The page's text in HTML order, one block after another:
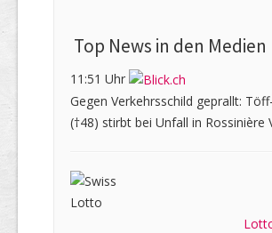
Top News in den Medien
11:51 Uhr
Gegen Verkehrsschild geprallt:
(†48) stirbt bei Unfall in Rossinière